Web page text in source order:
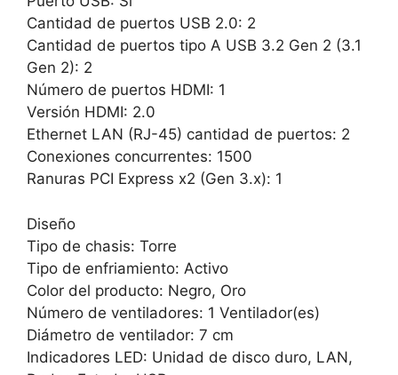
Cantidad de puertos USB 2.0: 2
Cantidad de puertos tipo A USB 3.2 Gen 2 (3.1
Gen 2): 2
Número de puertos HDMI: 1
Versión HDMI: 2.0
Ethernet LAN (RJ-45) cantidad de puertos: 2
Conexiones concurrentes: 1500
Ranuras PCI Express x2 (Gen 3.x): 1
Diseño
Tipo de chasis: Torre
Tipo de enfriamiento: Activo
Color del producto: Negro, Oro
Número de ventiladores: 1 Ventilador(es)
Diámetro de ventilador: 7 cm
Indicadores LED: Unidad de disco duro, LAN,